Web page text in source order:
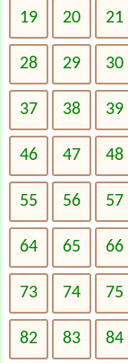
19 20 21
28 29 30
37 38 39
46 47 48
55 56 57
64 65 66
73 74 75
82 83 84